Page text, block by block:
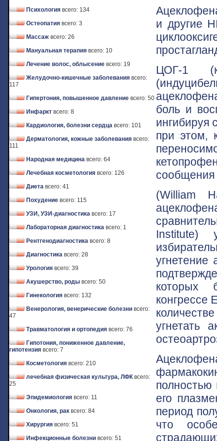
Психология всего: 134
Остеопатия всего: 3
Массаж всего: 26
Мануальная терапия всего: 10
Лечение волос, облысение всего: 19
Желудочно-кишечные заболевания всего:
117
Гипертония, повышенное давление всего: 50
Инфаркт всего: 8
Кардиология, болезни сердца всего: 101
Дерматология, кожные заболевания всего:
111
Народная медицина всего: 64
Лечебная косметология всего: 126
Диета всего: 41
Похудение всего: 115
УЗИ, УЗИ-диагностика всего: 17
Лабораторная диагностика всего: 1
Рентгенодиагностика всего: 8
Диагностика всего: 28
Урология всего: 39
Акушерство, роды всего: 50
Гинекология всего: 132
Венерология, венерические болезни всего:
47
Травматология и ортопедия всего: 76
Гипотония, пониженное давление,
гипотензия всего: 7
Косметология всего: 210
лечебная физическая культура, ЛФК всего:
25
Эпидемиология всего: 11
Онкология, рак всего: 84
Хирургия всего: 51
Инфекционные болезни всего: 51
и другие
ЦОГ-1
боль и
ингибируя
при этом,
сообщения
(William
Institute)
которых
конгрессе
угнетать
его
период
что